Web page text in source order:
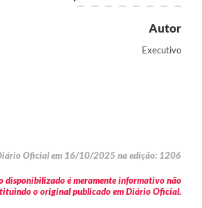
Autor
Executivo
Oficial em 16/10/2025 na edição: 1206
disponibilizado é meramente informativo não
o original publicado em Diário Oficial.